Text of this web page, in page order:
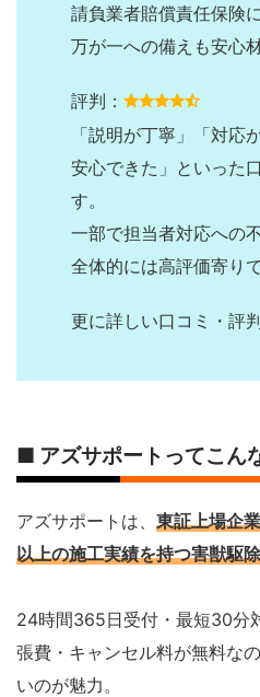
請負業者賠償責任保険
万が一への備えも安心
評判：
「説明が丁寧」「対応
安心できた」といった
す。
一部で担当者対応への
全体的には高評価寄りで
更に詳しい口コミ・評
■ アズサポートってこん
アズサポートは、 東証上場企
以上の施工実績を持つ害獣駆
24時間365日受付・最短30分
張費・キャンセル料が無料な
いのが魅力。